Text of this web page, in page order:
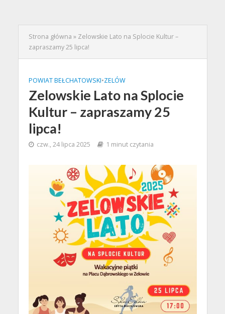
Strona główna » Zelowskie Lato na Splocie Kultur –
zapraszamy 25 lipca!
POWIAT BEŁCHATOWSKI•ZELÓW
Zelowskie Lato na Splocie
Kultur – zapraszamy 25
lipca!
czw., 24 lipca 2025 1 minut czytania